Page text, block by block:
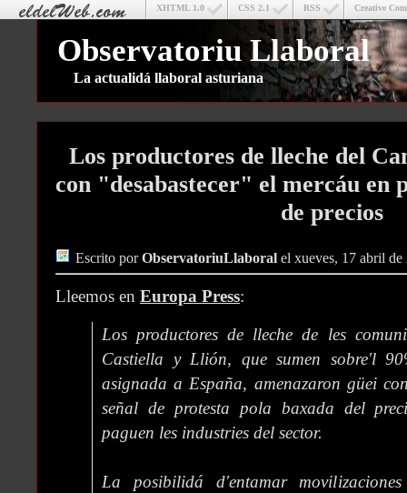
Creative
RSS
CSS 2.1
XHTML 1.0
Observatoriu Llaboral
La actualidá llaboral asturiana
Los productores de lleche del
con "desabastecer" el mercáu en
de precios
Escrito porObservatoriuLlaboral el xueves, 17 abril de
Lleemos en Europa Press:
Los productores de lleche de les
Castiella y Llión, que sumen sobre'l
asignada a España, amenazaron güei
señal de protesta pola baxada del
paguen les industries del sector.
La posibilidá d'entamar